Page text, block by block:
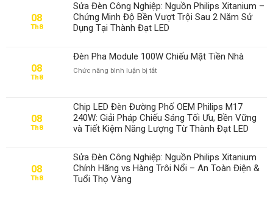
08
Th8
Sửa Đèn Công Nghiệp: Nguồn Philips Xitanium –
Chứng Minh Độ Bền Vượt Trội Sau 2 Năm Sử
Dụng Tại Thành Đạt LED
08
Th8
Đèn Pha Module 100W Chiếu Mặt Tiền Nhà
Chức năng bình luận bị tắtở
Module
100W
Chiếu
Mặt
Nhà
08
Th8
Chip LED Đèn Đường Phố OEM Philips M17
240W: Giải Pháp Chiếu Sáng Tối Ưu, Bền Vững
và Tiết Kiệm Năng Lượng Từ Thành Đạt LED
08
Th8
Sửa Đèn Công Nghiệp: Nguồn Philips Xitanium
Chính Hãng vs Hàng Trôi Nổi – An Toàn Điện &
Tuổi Thọ Vàng